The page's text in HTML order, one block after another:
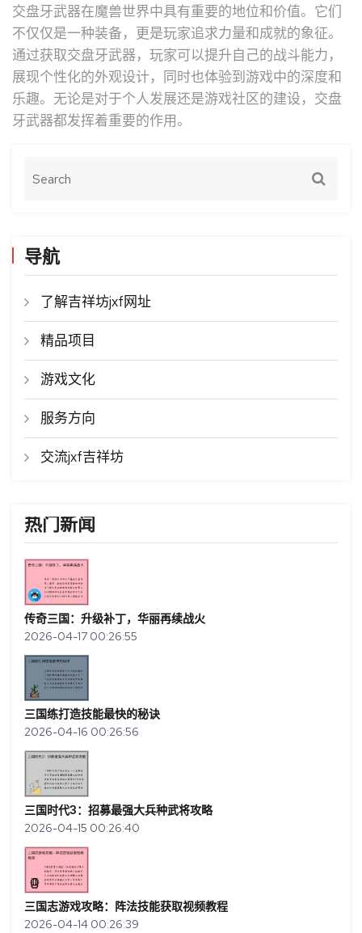
交盘牙武器在魔兽世界中具有重要的地位和价值。它们
不仅仅是一种装备，更是玩家追求力量和成就的象征。
通过获取交盘牙武器，玩家可以提升自己的战斗能力，
展现个性化的外观设计，同时也体验到游戏中的深度和
乐趣。无论是对于个人发展还是游戏社区的建设，交盘
牙武器都发挥着重要的作用。
导航
了解吉祥坊jxf网址
精品项目
游戏文化
服务方向
交流jxf吉祥坊
热门新闻
传奇三国：升级补丁，华丽再续战火
2026-04-17 00:26:55
三国练打造技能最快的秘诀
2026-04-16 00:26:56
三国时代3：招募最强大兵种武将攻略
2026-04-15 00:26:40
三国志游戏攻略：阵法技能获取视频教程
2026-04-14 00:26:39